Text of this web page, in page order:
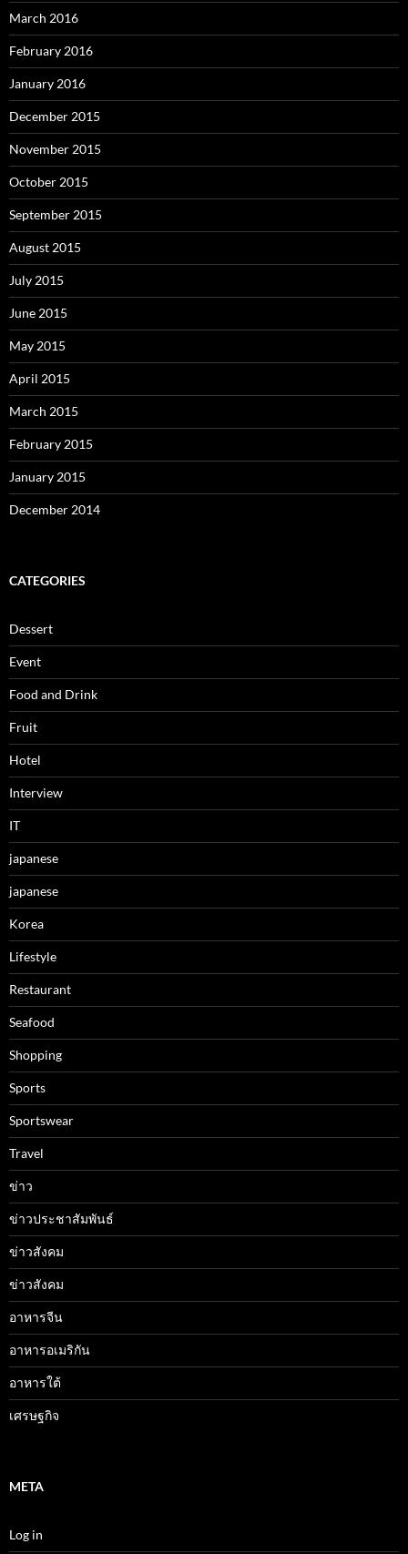
March 2016
February 2016
January 2016
December 2015
November 2015
October 2015
September 2015
August 2015
July 2015
June 2015
May 2015
April 2015
March 2015
February 2015
January 2015
December 2014
CATEGORIES
Dessert
Event
Food and Drink
Fruit
Hotel
Interview
IT
japanese
japanese
Korea
Lifestyle
Restaurant
Seafood
Shopping
Sports
Sportswear
Travel
ข่าว
ข่าวประชาสัมพันธ์
ข่าวสังคม
ข่าวสังคม
อาหารจีน
อาหารอเมริกัน
อาหารใต้
เศรษฐกิจ
META
Log in